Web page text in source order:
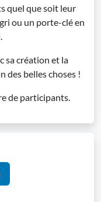
quel que soit leur
ou un porte-clé en
sa création et la
des belles choses !
de participants.